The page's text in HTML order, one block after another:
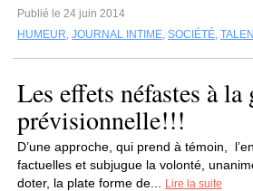
Publié le 24 juin 2014
HUMEUR, JOURNAL INTIME, SOCIÉTÉ,
Les effets néfastes à la
prévisionnelle!!!
D’une approche, qui prend à témoin,
factuelles et subjugue la volonté,
doter, la plate forme de...
Lire la suite